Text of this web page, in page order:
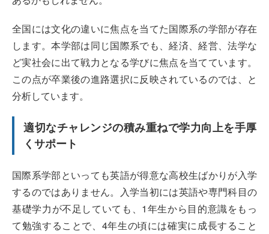
全国には文化の違いに焦点を当てた国際系の学部が存在
します。本学部は同じ国際系でも、経済、経営、法学な
ど実社会に出て戦力となる学びに焦点を当てています。
この点が卒業後の進路選択に反映されているのでは、と
分析しています。
適切なチャレンジの積み重ねで学力向上を手厚
くサポート
国際系学部といっても英語が得意な高校生ばかりが入学
するのではありません。入学当初には英語や専門科目の
基礎学力が不足していても、1年生から目的意識をもっ
て勉強することで、4年生の頃には確実に成長すること